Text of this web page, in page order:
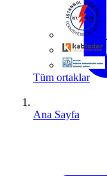
Tüm ortaklar
Ana Sayfa